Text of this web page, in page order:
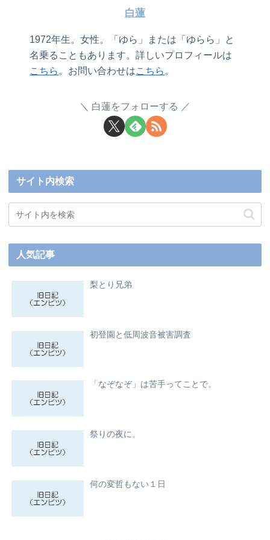
白蓮
1972年生。女性。「ゆら」または「ゆらら」と
名乗ることもあります。詳しいプロフィールは
こちら。お問い合わせはこちら。
白蓮をフォローする
サイト内検索
人気記事
梨とり兄弟
初登園と低周波音被害調査
「なぞなぞ」は苦手ってことで。
祭りの夜に。
何の変哲もない１日